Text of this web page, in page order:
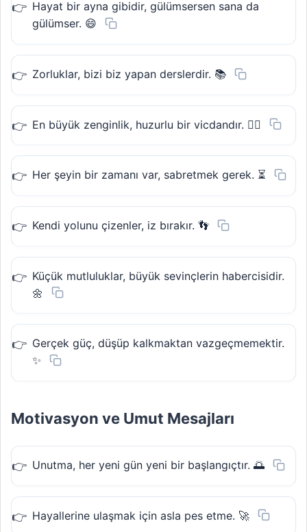
Hayat bir ayna gibidir, gülümsersen sana da
gülümser. 😄
Zorluklar, bizi biz yapan derslerdir. 📚
En büyük zenginlik, huzurlu bir vicdandır. 🧘‍♀️
Her şeyin bir zamanı var, sabretmek gerek. ⏳
Kendi yolunu çizenler, iz bırakır. 👣
Küçük mutluluklar, büyük sevinçlerin habercisidir.
🌼
Gerçek güç, düşüp kalkmaktan vazgeçmemektir.
✨
Motivasyon ve Umut Mesajları
Unutma, her yeni gün yeni bir başlangıçtır. 🌅
Hayallerine ulaşmak için asla pes etme. 🚀